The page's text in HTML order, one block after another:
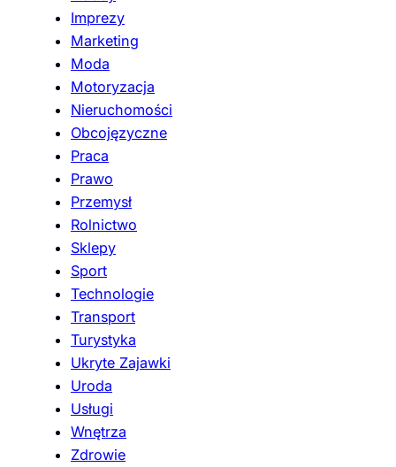
Imprezy
Marketing
Moda
Motoryzacja
Nieruchomości
Obcojęzyczne
Praca
Prawo
Przemysł
Rolnictwo
Sklepy
Sport
Technologie
Transport
Turystyka
Ukryte Zajawki
Uroda
Usługi
Wnętrza
Zdrowie